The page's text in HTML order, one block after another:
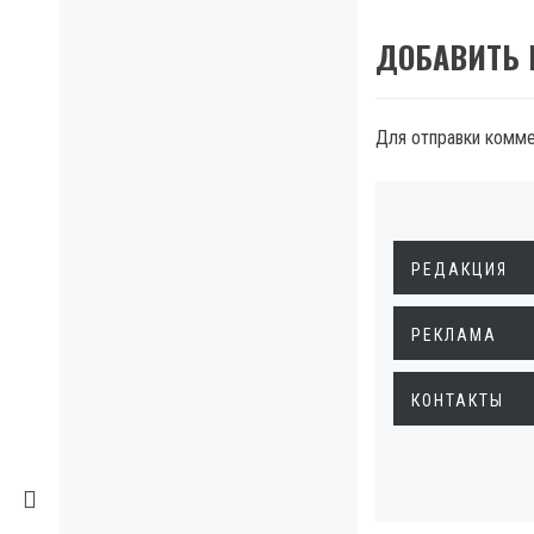
ДОБАВИТЬ
Для отправки
РЕДАКЦИЯ
РЕКЛАМА
КОНТАКТЫ